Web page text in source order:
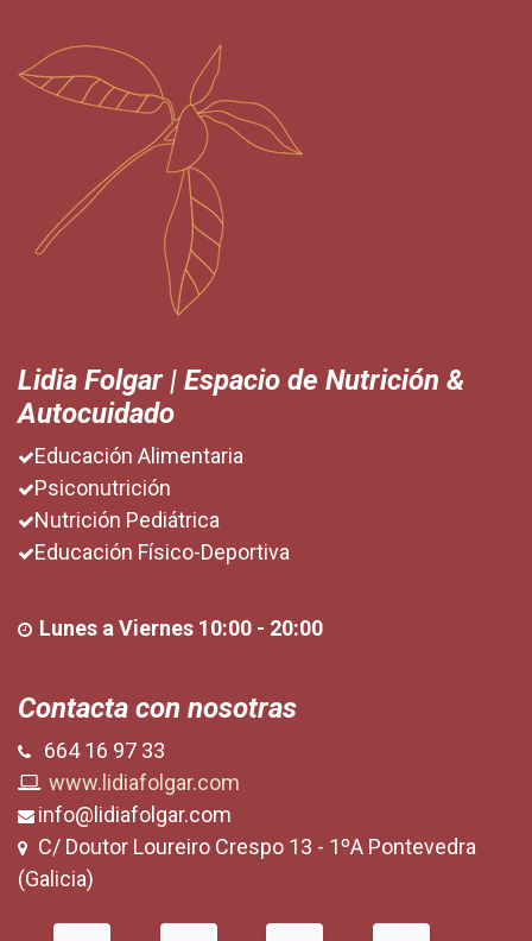
Lidia Folgar | Espacio de Nutrición &
Autocuidado
Educación Alimentaria
Psiconutrición
Nutrición Pediátrica
Educación Físico-Deportiva
Lunes a Viernes 10:00 - 20:00
Contacta con nosotras
664 16 97 33
www.lidiafolgar.com
info@lidiafolgar.com
C/ Doutor Loureiro Crespo 13 - 1ºA Pontevedra
(Galicia)